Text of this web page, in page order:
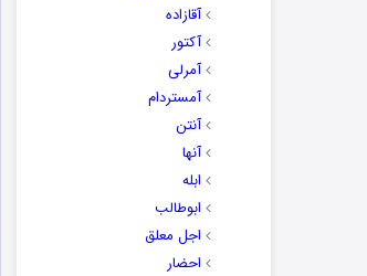
آقازاده
آکتور
آمرلی
آمستردام
آنتن
آنها
ابله
ابوطالب
اجل معلق
احضار